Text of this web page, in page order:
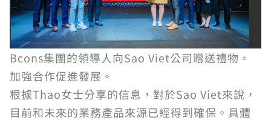
Bcons集團的領導人向Sao Viet公司贈送禮物。
加強合作促進發展。
根據Thao女士分享的信息，對於Sao Viet來說，
目前和未來的業務產品來源已經得到確保。具體